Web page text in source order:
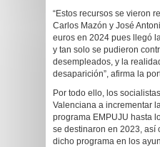
“Estos recursos se vieron
Carlos Mazón y José
euros en 2024 pues llegó
y tan solo se pudieron
desempleados, y la
desaparición”, afirma la
Por todo ello, los
Valenciana a incrementar
programa EMPUJU hasta
se destinaron en 2023, así
dicho programa en los